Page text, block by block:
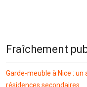
Fraîchement
Garde-meuble à Nice :
résidences secondaires